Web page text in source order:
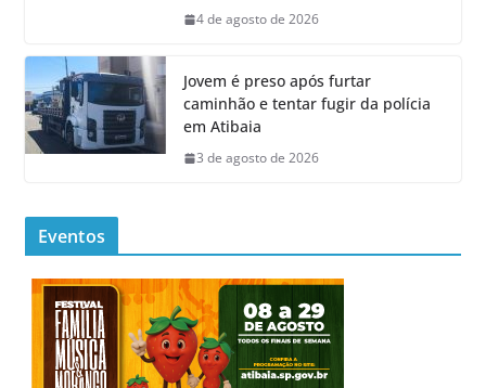
4 de agosto de 2026
Jovem é preso após furtar
caminhão e tentar fugir da polícia
em Atibaia
3 de agosto de 2026
Eventos